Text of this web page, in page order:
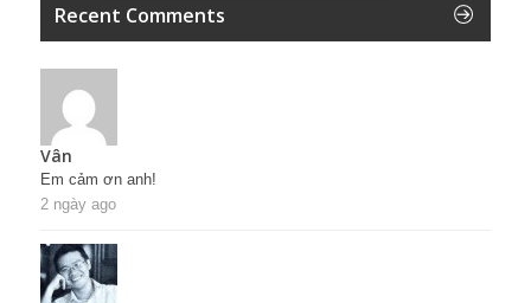
Recent Comments
Vân
Em cảm ơn anh!
2 ngày ago